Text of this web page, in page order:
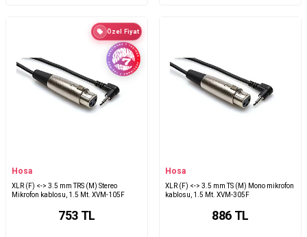
Özel Fiyat
Hosa
XLR (F) <-> 3.5 mm TRS (M) Stereo
Mikrofon kablosu, 1.5 Mt. XVM-105F
753 TL
Hosa
XLR (F) <-> 3.5 mm TS (M) Mono mikrofon
kablosu, 1.5 Mt. XVM-305F
886 TL